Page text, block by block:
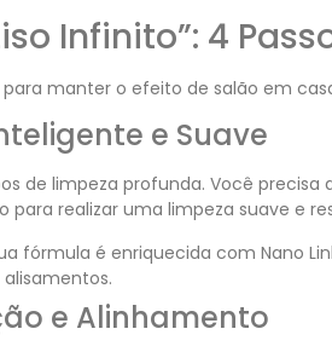
Infinito”: 4
manter o efeito de salão em
e Suave
de limpeza profunda. Você
para realizar uma limpeza suave e
fórmula é enriquecida com Nano
e Alinhamento